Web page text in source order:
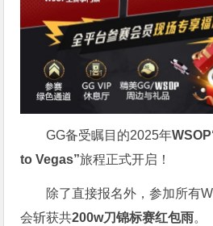
GG备受瞩目的2025年
to Vegas”旅程正式开启！
除了直接报名外，参加所有
会斩获共200w刀锦标赛红包雨。